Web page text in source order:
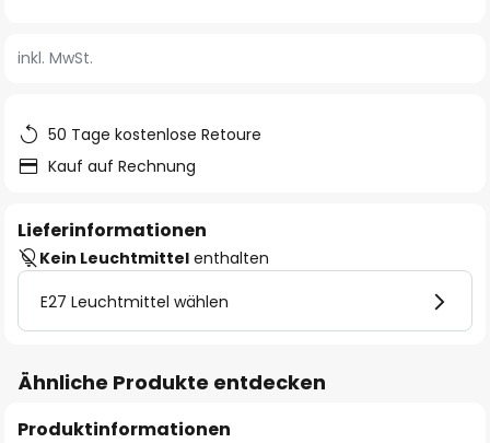
springen
inkl. MwSt.
50 Tage kostenlose Retoure
Kauf auf Rechnung
Lieferinformationen
Kein Leuchtmittel enthalten
E27 Leuchtmittel wählen
Ähnliche Produkte entdecken
Produktinformationen